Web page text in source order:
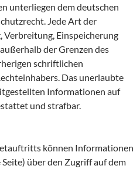
unterliegen dem deutschen
Jede Art der
Einspeicherung
der Grenzen des
schriftlichen
Das unerlaubte
Informationen auf
und strafbar.
können Informationen
über den Zugriff auf dem